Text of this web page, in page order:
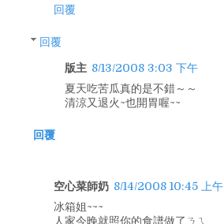
回覆
回覆
版主 8/13/2008 3:03 下午
夏天吃苦瓜真的是不錯～～
清涼又退火~也開胃喔~~
回覆
空心菜師奶 8/14/2008 10:45 上午
冰箱姐~~~
人家今晚就照你的食譜做了ㄋㄟ